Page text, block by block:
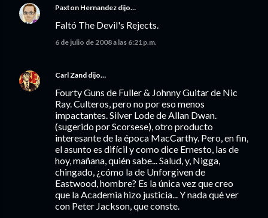
Paxton Hernandez dijo…
Faltó The Devil's Rejects.
6 de julio de 2008 a las 6:21 p.m.
Carl Zand dijo…
Fourty Guns de Fuller & Johnny Guitar de Nic
Ray. Culteros, pero no por eso menos
impactantes. Silver Lode de Allan Dwan.
(sugerido por Scorsese), otro producto
interesante de la época MacCarthy. Pero, en fin,
el asunto es difícil y como dice Ernesto, las de
hoy, mañana, quién sabe... Salud, y, Nigga,
chingado, ¿cómo la de Unforgiven de
Eastwood, hombre? Es la única vez que creo
que la Academia hizo justicia... Y nada qué ver
con Peter Jackson, que conste.